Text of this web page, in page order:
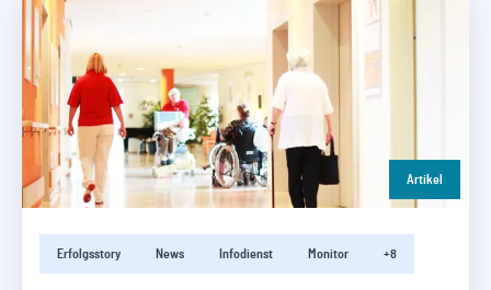
Artikel
Erfolgsstory News Infodienst Monitor +8